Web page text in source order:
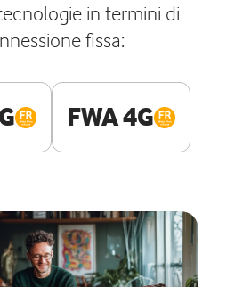
in termini di
fissa:
FWA 4G